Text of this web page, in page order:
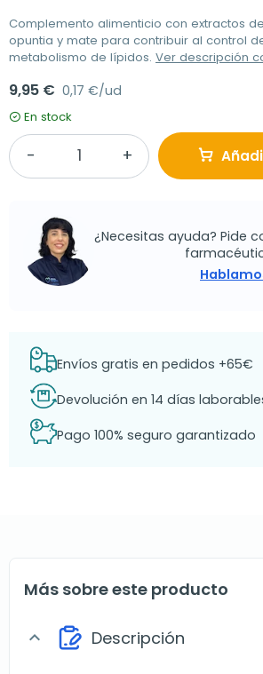
Complemento alimenticio con extractos
opuntia y mate para contribuir al control
metabolismo de lípidos. Ver descripción
9,95 € 0,17 €/ud
En stock
¿Necesitas ayuda? Pide
Envíos gratis en pedidos +65€
Devolución en 14 días
Pago 100% seguro garantizado
Más sobre este producto
expand_more Descripción